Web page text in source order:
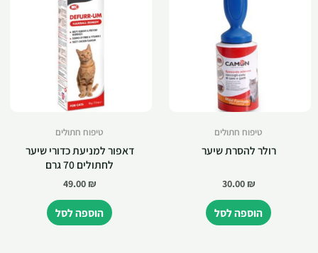
טיפוח חתולים
רולר להסרת שיער
30.00₪
הוספה לסל
טיפוח חתולים
דאפור למניעת כדורי שיער
לחתולים 70 גרם
49.00₪
הוספה לסל